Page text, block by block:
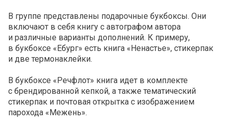
В группе представлены подарочные букбоксы. Они
включают в себя книгу с автографом автора
и различные варианты дополнений. К примеру,
в букбоксе «Ебург» есть книга «Ненастье», стикерпак
и две термонаклейки.
В букбоксе «Речфлот» книга идет в комплекте
с брендированной кепкой, а также тематический
стикерпак и почтовая открытка с изображением
парохода «Межень».